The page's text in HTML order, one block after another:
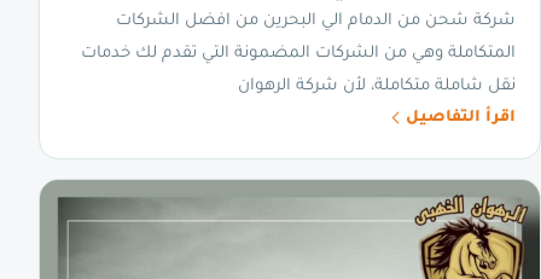
شركة شحن من الدمام الي البحرين من افضل الشركات
المتكاملة وهي من الشركات المضمونة التي تقدم لك خدمات
نقل شاملة متكاملة، لأن شركة الرهوان
اقرأ التفاصيل